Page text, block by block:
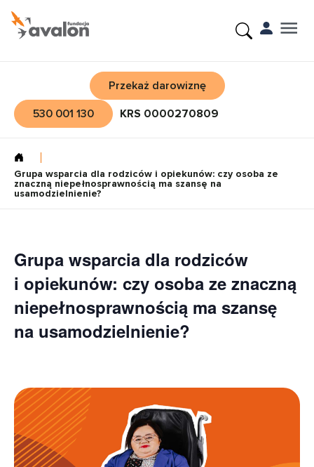
Przekaż darowiznę
530 001 130
KRS 0000270809
Grupa wsparcia dla rodziców i opiekunów: czy osoba ze
znaczną niepełnosprawnością ma szansę na
usamodzielnienie?
Grupa wsparcia dla rodziców
i opiekunów: czy osoba ze znaczną
niepełnosprawnością ma szansę
na usamodzielnienie?